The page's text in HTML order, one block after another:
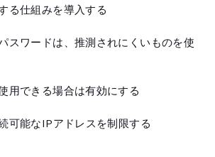
る仕組みを導入する
スワードは、推測されにくいものを使
用できる場合は有効にする
可能なIPアドレスを制限する